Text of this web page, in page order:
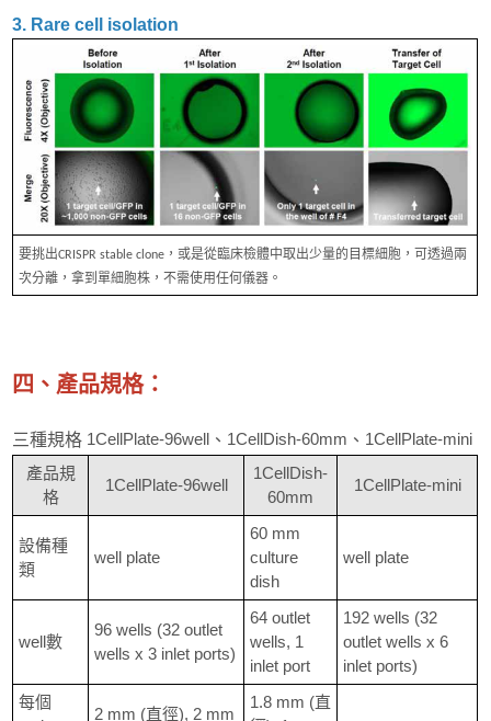
3. Rare cell isolation
要挑出CRISPR stable clone，或是從臨床檢體中取出少量的目標細胞，可透過兩
次分離，拿到單細胞株，不需使用任何儀器。
四、產品規格：
三種規格 1CellPlate-96well 、 1CellDish-60mm 、 1CellPlate-mini
產品規
格
1CellPlate-96well
1CellDish-
60mm
1CellPlate-mini
設備種
類
well plate
60 mm
culture
dish
well plate
well數
96 wells (32 outlet
wells x 3 inlet ports)
64 outlet
wells, 1
inlet port
192 wells (32
outlet wells x 6
inlet ports)
每個
2 mm (直徑), 2 mm
1.8 mm (直